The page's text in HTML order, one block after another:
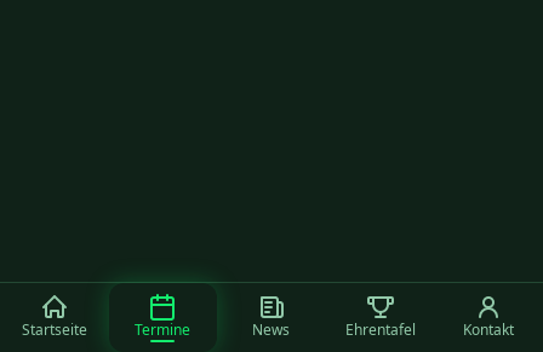
Startseite Termine News Ehrentafel Kontakt